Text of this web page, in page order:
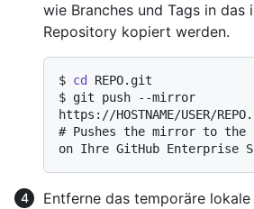
wie Branches und Tags in
Repository kopiert werden.
$ cd
REPO.git
$ git push --mirror
https://HOSTNAME/USER/
# Pushes the mirror to the
on Ihre GitHub Enterprise
Entferne das temporäre lokale